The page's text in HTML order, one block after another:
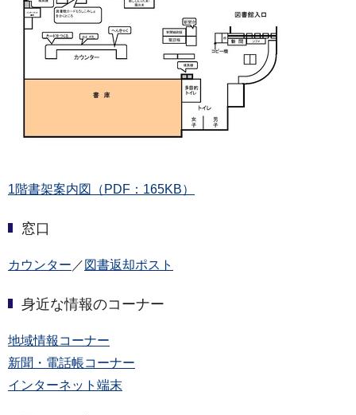
1階書架案内図（PDF：165KB）
窓口
カウンター ／ 図書返却ポスト
身近な情報のコーナー
地域情報コーナー
新聞・電話帳コーナー
インターネット端末